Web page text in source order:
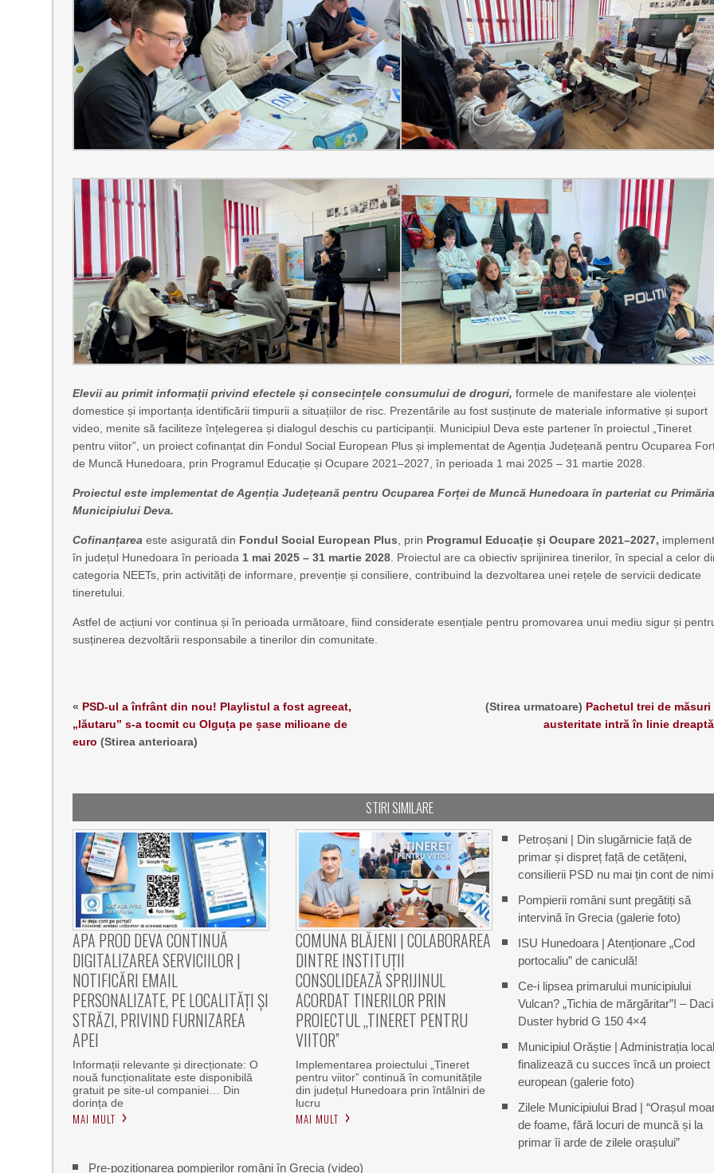
Elevii au primit informații privind efectele și consecințele consumului de droguri, formele de manifestare ale violenței
domestice și importanța identificării timpurii a situațiilor de risc. Prezentările au fost susținute de materiale informative și suport
video, menite să faciliteze înțelegerea și dialogul deschis cu participanții. Municipiul Deva este partener în proiectul „Tineret
pentru viitor”, un proiect cofinanțat din Fondul Social European Plus și implementat de Agenția Județeană pentru Ocuparea
de Muncă Hunedoara, prin Programul Educație și Ocupare 2021–2027, în perioada 1 mai 2025 – 31 martie 2028.
Proiectul este implementat de Agenția Județeană pentru Ocuparea Forței de Muncă Hunedoara în parteriat cu
Municipiului Deva.
Cofinanțarea este asigurată din Fondul Social European Plus , prin Programul Educație și Ocupare 2021–2027,
în județul Hunedoara în perioada 1 mai 2025 – 31 martie 2028 . Proiectul are ca obiectiv sprijinirea tinerilor, în special a celor
categoria NEETs, prin activități de informare, prevenție și consiliere, contribuind la dezvoltarea unei rețele de servicii dedicate
tineretului.
Astfel de acțiuni vor continua și în perioada următoare, fiind considerate esențiale pentru promovarea unui mediu sigur și
susținerea dezvoltării responsabile a tinerilor din comunitate.
« PSD-ul a înfrânt din nou! Playlistul a fost agreeat,
„lăutaru” s-a tocmit cu Olguța pe șase milioane de
euro (Stirea anterioara)
(Stirea urmatoare) Pachetul trei de măsuri
austeritate intră în linie
STIRI SIMILARE
APA PROD DEVA CONTINUĂ
DIGITALIZAREA SERVICIILOR |
NOTIFICĂRI EMAIL
PERSONALIZATE, PE LOCALITĂȚI ȘI
STRĂZI, PRIVIND FURNIZAREA
APEI
Informații relevante și direcționate: O
nouă funcționalitate este disponibilă
gratuit pe site-ul companiei… Din
dorința de
MAI MULT
COMUNA BLĂJENI | COLABORAREA
DINTRE INSTITUȚII
CONSOLIDEAZĂ SPRIJINUL
ACORDAT TINERILOR PRIN
PROIECTUL „TINERET PENTRU
VIITOR”
Implementarea proiectului „Tineret
pentru viitor” continuă în comunitățile
din județul Hunedoara prin întâlniri de
lucru
MAI MULT
Petroșani | Din slugărnicie față de
primar și dispreț față de cetățeni,
consilierii PSD nu mai țin cont de
Pompierii români sunt pregătiți să
intervină în Grecia (galerie foto)
ISU Hunedoara | Atenționare „Cod
portocaliu” de caniculă!
Ce-i lipsea primarului municipiului
Vulcan? „Tichia de mărgăritar”! –
Duster hybrid G 150 4×4
Municipiul Orăștie | Administrația
finalizează cu succes încă un proiect
european (galerie foto)
Zilele Municipiului Brad | “Orașul
de foame, fără locuri de muncă și la
primar îi arde de zilele orașului”
Pre-poziționarea pompierilor români în Grecia (video)